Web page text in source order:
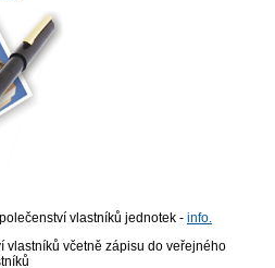
vlastníků jednotek - info.
vlastníků včetně zápisu do veřejného